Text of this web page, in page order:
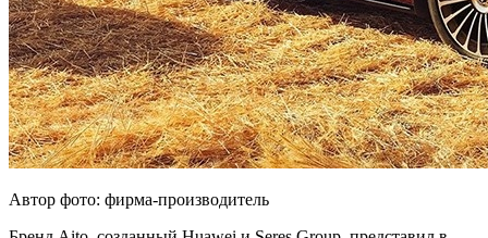
Автор фото: фирма-производитель